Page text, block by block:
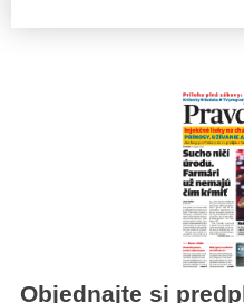
Objednajte si